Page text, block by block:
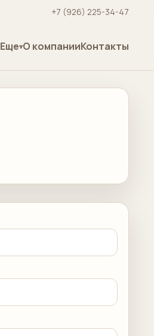
+7 (926) 225-34-47
Еще О компанииКонтакты